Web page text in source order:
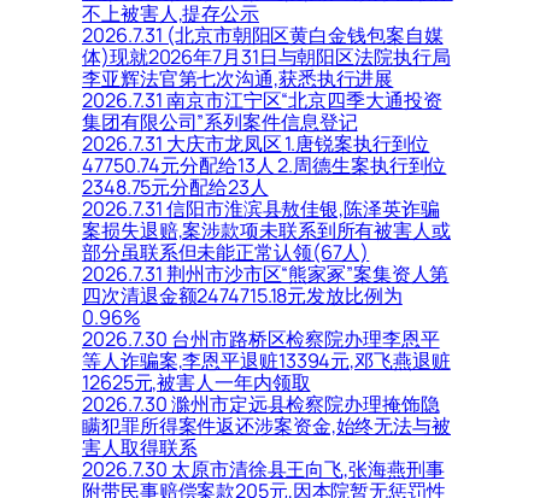
不上被害人,提存公示
2026.7.31 (北京市朝阳区黄白金钱包案自媒
体)现就2026年7月31日与朝阳区法院执行局
李亚辉法官第七次沟通,获悉执行进展
2026.7.31 南京市江宁区“北京四季大通投资
集团有限公司”系列案件信息登记
2026.7.31 大庆市龙凤区 1.唐锐案执行到位
47750.74元分配给13人 2.周德生案执行到位
2348.75元分配给23人
2026.7.31 信阳市淮滨县敖佳银,陈泽英诈骗
案损失退赔,案涉款项未联系到所有被害人或
部分虽联系但未能正常认领(67人)
2026.7.31 荆州市沙市区“熊家冢”案集资人第
四次清退金额2474715.18元发放比例为
0.96%
2026.7.30 台州市路桥区检察院办理李恩平
等人诈骗案,李恩平退赃13394元,邓飞燕退赃
12625元,被害人一年内领取
2026.7.30 滁州市定远县检察院办理掩饰隐
瞒犯罪所得案件返还涉案资金,始终无法与被
害人取得联系
2026.7.30 太原市清徐县王向飞,张海燕刑事
附带民事赔偿案款205元,因本院暂无惩罚性